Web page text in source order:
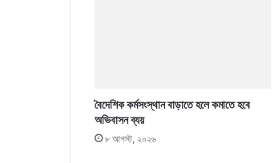
বৈদেশিক কর্মসংস্থান বাড়াতে হলে কমাতে হবে
অভিবাসন ব্যয়
৮ আগস্ট, ২০২৬